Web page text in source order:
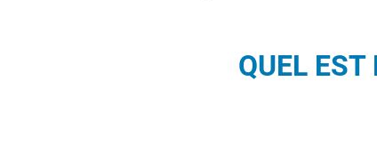
QUEL EST